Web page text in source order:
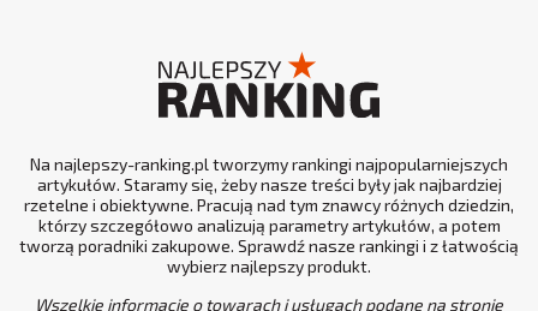
Na najlepszy-ranking.pl tworzymy rankingi najpopularniejszych
artykułów. Staramy się, żeby nasze treści były jak najbardziej
rzetelne i obiektywne. Pracują nad tym znawcy różnych dziedzin,
którzy szczegółowo analizują parametry artykułów, a potem
tworzą poradniki zakupowe. Sprawdź nasze rankingi i z łatwością
wybierz najlepszy produkt.
Wszelkie informacje o towarach i usługach podane na stronie